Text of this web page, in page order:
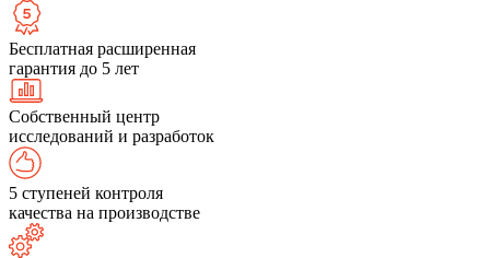
Бесплатная расширенная
гарантия до 5 лет
Собственный центр
исследований и разработок
5 ступеней контроля
качества на производстве